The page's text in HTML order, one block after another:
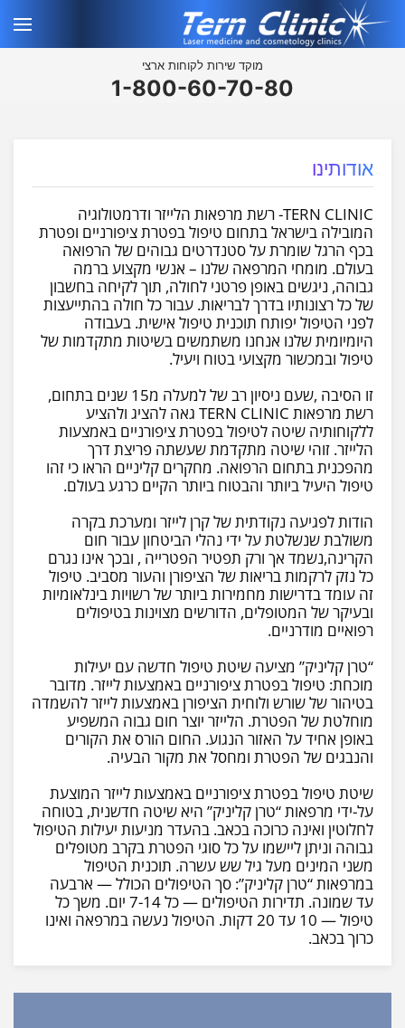
מוקד שירות לקוחות ארצי
1-800-60-70-80
אודותינו
TERN CLINIC- רשת מרפאות הלייזר ודרמטולוגיה
המובילה בישראל בתחום טיפול בפטרת ציפורניים ופטרת
בכף הרגל שומרת על סטנדרטים גבוהים של הרפואה
בעולם. מומחי המרפאה שלנו – אנשי מקצוע ברמה
גבוהה, ניגשים באופן פרטני לחולה, תוך לקיחה בחשבון
של כל רצונותיו בדרך לבריאות. עבור כל חולה בהתייעצות
לפני הטיפול יפותח תוכנית טיפול אישית. בעבודה
היומיומית שלנו אנחנו משתמשים בשיטות מתקדמות של
טיפול ובמכשור מקצועי בטוח ויעיל.
זו הסיבה ,שעם ניסיון רב של למעלה מ15 שנים בתחום,
רשת מרפאות TERN CLINIC גאה להציג ולהציע
ללקוחותיה שיטה לטיפול בפטרת ציפורניים באמצעות
הלייזר. זוהי שיטה מתקדמת שעשתה פריצת דרך
מהפכנית בתחום הרפואה. מחקרים קליניים הראו כי זהו
טיפול היעיל ביותר והבטוח ביותר הקיים כרגע בעולם.
הודות לפגיעה נקודתית של קרן לייזר ומערכת בקרה
משולבת שנשלטת על ידי נהלי הביטחון עבור חום
הקרינה,נשמד אך ורק תפטיר הפטרייה , ובכך אינו נגרם
כל נזק לרקמות בריאות של הציפורן והעור מסביב. טיפול
זה עומד בדרישות מחמירות ביותר של רשויות בינלאומיות
ובעיקר של המטופלים, הדורשים מצוינות בטיפולים
רפואיים מודרניים.
“טרן קליניק” מציעה שיטת טיפול חדשה עם יעילות
מוכחת: טיפול בפטרת ציפורניים באמצעות לייזר. מדובר
בטיהור של שורש ולוחית הציפורן באמצעות לייזר להשמדה
מוחלטת של הפטרת. הלייזר יוצר חום גבוה המשפיע
באופן אחיד על האזור הנגוע. החום הורס את הקורים
והנבגים של הפטרת ומחסל את מקור הבעיה.
שיטת טיפול בפטרת ציפורניים באמצעות לייזר המוצעת
על-ידי מרפאות “טרן קליניק” היא שיטה חדשנית, בטוחה
לחלוטין ואינה כרוכה בכאב. בהעדר מניעות יעילות הטיפול
גבוהה וניתן ליישמו על כל סוגי הפטרת בקרב מטופלים
משני המינים מעל גיל שש עשרה. תוכנית הטיפול
במרפאות “טרן קליניק”: סך הטיפולים הכולל — ארבעה
עד שמונה. תדירות הטיפולים — כל 7-14 יום. משך כל
טיפול — 10 עד 20 דקות. הטיפול נעשה במרפאה ואינו
כרוך בכאב.